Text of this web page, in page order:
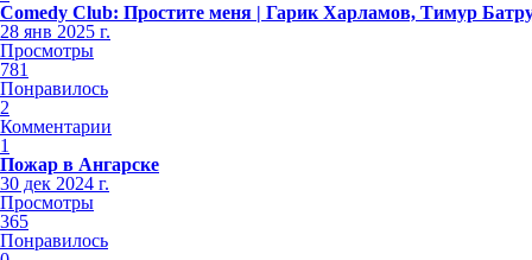
Comedy Club: Простите меня | Гарик Харламов, Тимур
28 янв 2025 г.
Просмотры
781
Понравилось
2
Комментарии
1
Пожар в Ангарске
30 дек 2024 г.
Просмотры
365
Понравилось